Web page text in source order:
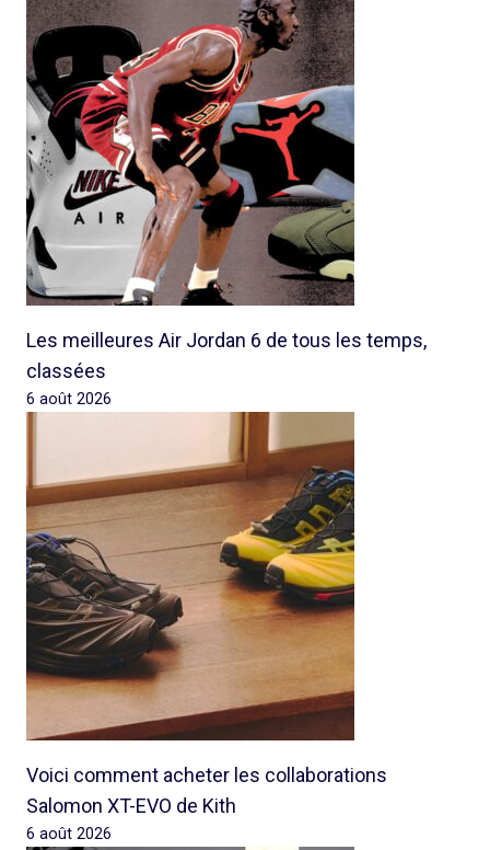
Les meilleures Air Jordan 6 de tous les temps,
classées
6 août 2026
Voici comment acheter les collaborations
Salomon XT-EVO de Kith
6 août 2026